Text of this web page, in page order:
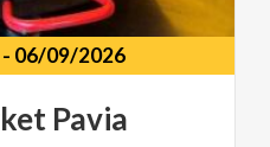
06/09/2026
Pavia